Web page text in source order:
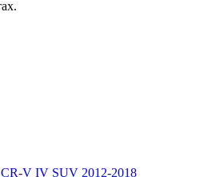
V IV SUV 2012-2018